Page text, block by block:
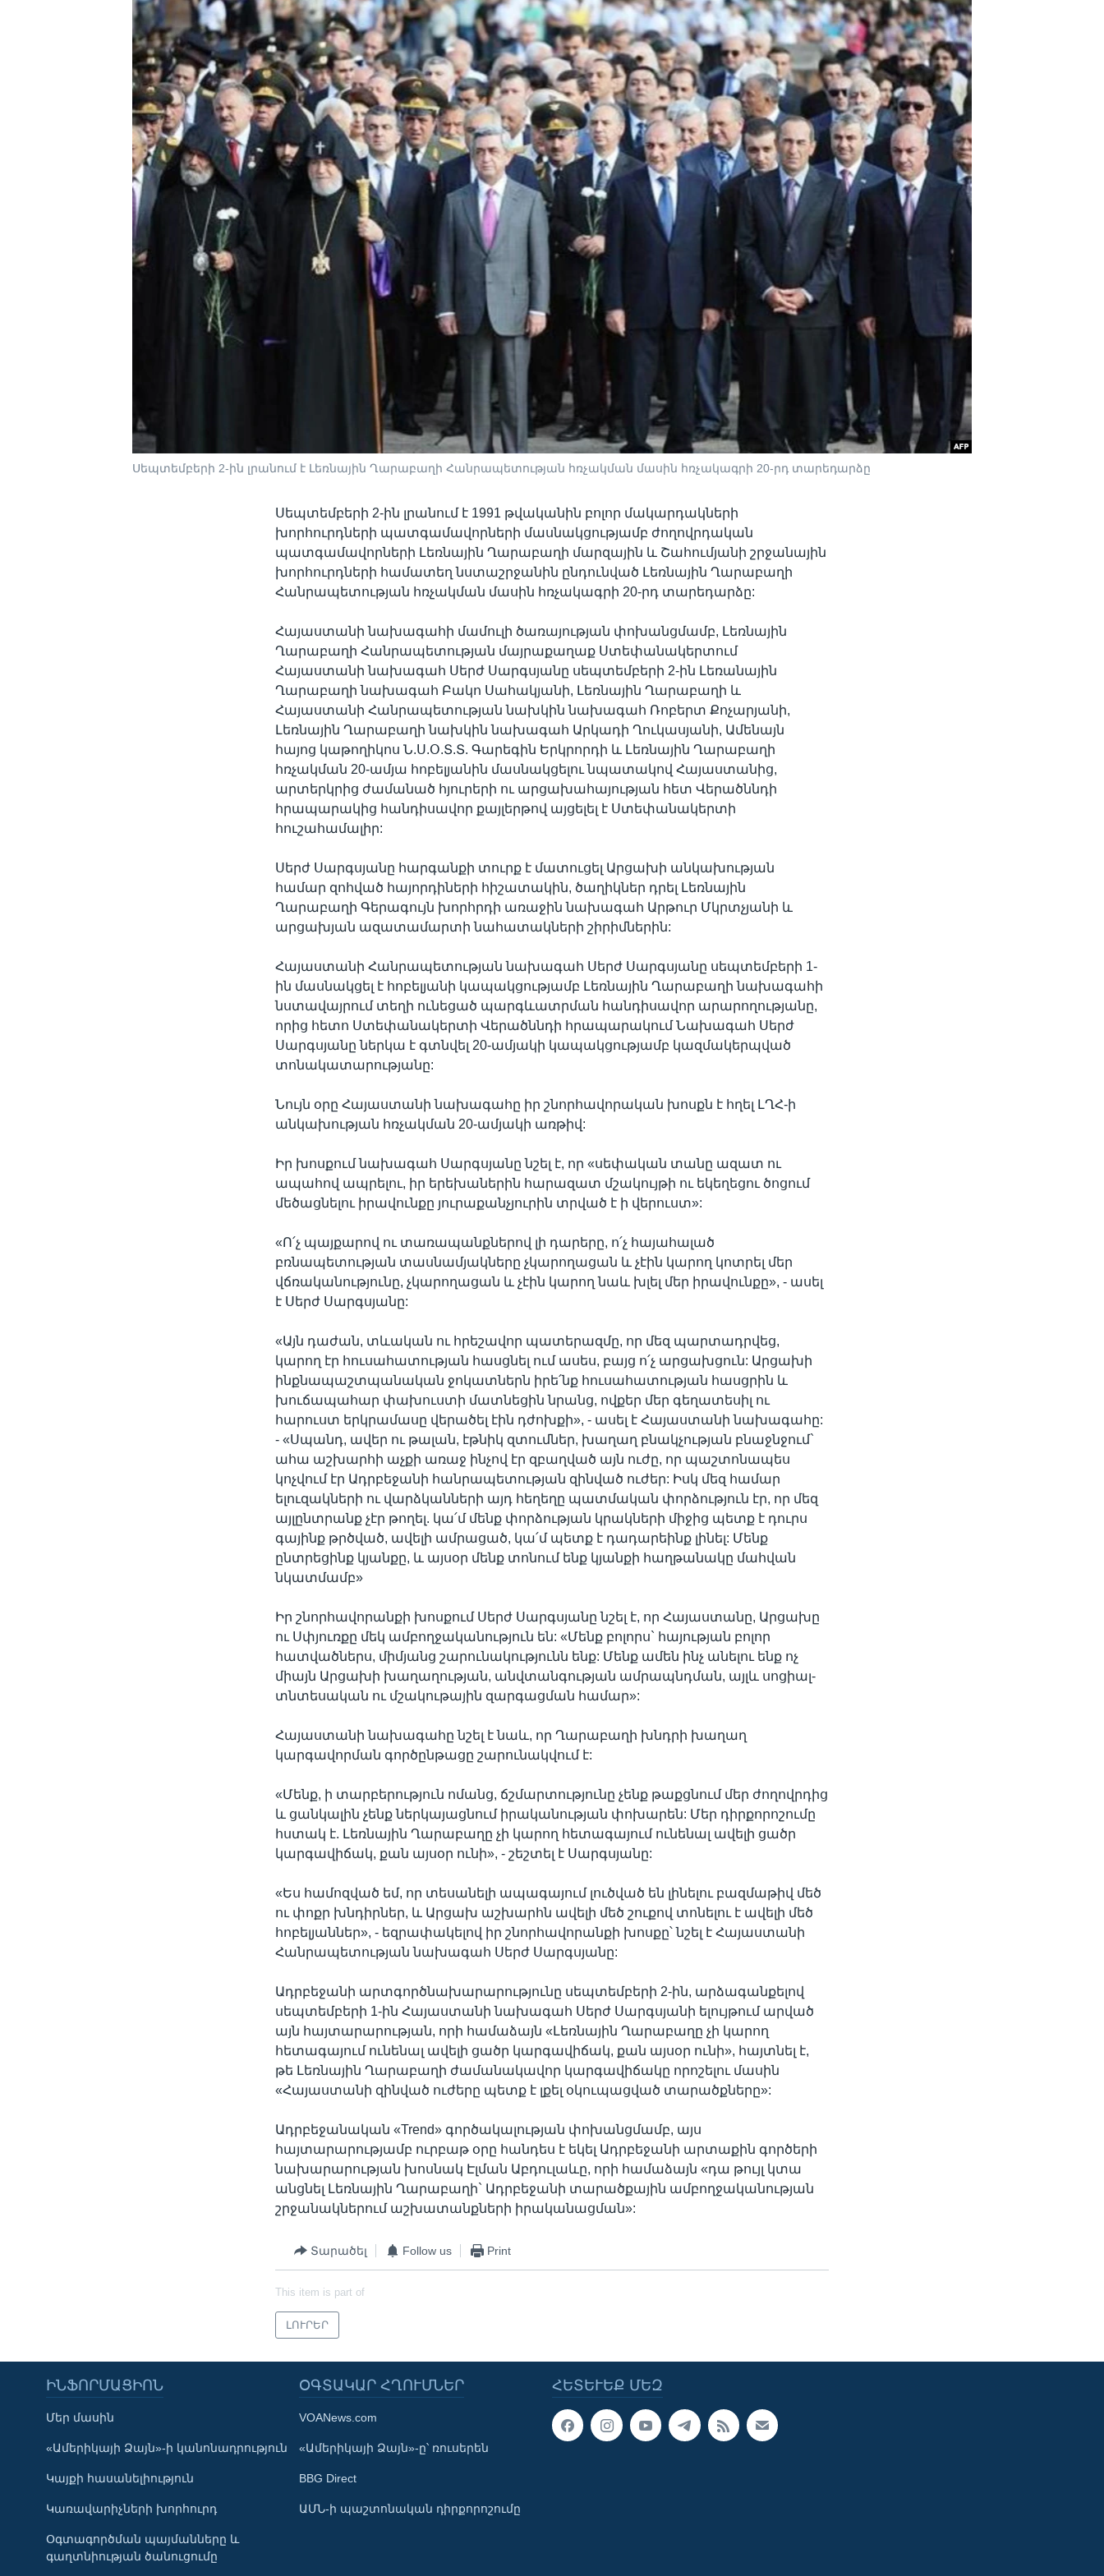
Learning English
ՀԵՏԵՒԵՔ ՄԵԶ
Լեզուներ
Սեպտեմբերի 2-ին լրանում է Լեռնային Ղարաբաղի Հանրապետության հռչակման մասին հռչակագրի 20-րդ տարեդարձը
Սեպտեմբերի 2-ին լրանում է 1991 թվականին բոլոր մակարդակների
խորհուրդների պատգամավորների մասնակցությամբ ժողովրդական
պատգամավորների Լեռնային Ղարաբաղի մարզային և Շահումյանի շրջանային
խորհուրդների համատեղ նստաշրջանին ընդունված Լեռնային Ղարաբաղի
Հանրապետության հռչակման մասին հռչակագրի 20-րդ տարեդարձը:
Հայաստանի նախագահի մամուլի ծառայության փոխանցմամբ, Լեռնային
Ղարաբաղի Հանրապետության մայրաքաղաք Ստեփանակերտում
Հայաստանի նախագահ Սերժ Սարգսյանը սեպտեմբերի 2-ին Լեռանային
Ղարաբաղի նախագահ Բակո Սահակյանի, Լեռնային Ղարաբաղի և
Հայաստանի Հանրապետության նախկին նախագահ Ռոբերտ Քոչարյանի,
Լեռնային Ղարաբաղի նախկին նախագահ Արկադի Ղուկասյանի, Ամենայն
հայոց կաթողիկոս Ն.Ս.Օ.Տ.Տ. Գարեգին Երկրորդի և Լեռնային Ղարաբաղի
հռչակման 20-ամյա հոբելյանին մասնակցելու նպատակով Հայաստանից,
արտերկրից ժամանած հյուրերի ու արցախահայության հետ Վերածննդի
հրապարակից հանդիսավոր քայլերթով այցելել է Ստեփանակերտի
հուշահամալիր:
Սերժ Սարգսյանը հարգանքի տուրք է մատուցել Արցախի անկախության
համար զոհված հայորդիների հիշատակին, ծաղիկներ դրել Լեռնային
Ղարաբաղի Գերագույն խորհրդի առաջին նախագահ Արթուր Մկրտչյանի և
արցախյան ազատամարտի նահատակների շիրիմներին:
Հայաստանի Հանրապետության նախագահ Սերժ Սարգսյանը սեպտեմբերի 1-
ին մասնակցել է հոբելյանի կապակցությամբ Լեռնային Ղարաբաղի նախագահի
նստավայրում տեղի ունեցած պարգևատրման հանդիսավոր արարողությանը,
որից հետո Ստեփանակերտի Վերածննդի հրապարակում Նախագահ Սերժ
Սարգսյանը ներկա է գտնվել 20-ամյակի կապակցությամբ կազմակերպված
տոնակատարությանը:
Նույն օրը Հայաստանի նախագահը իր շնորհավորական խոսքն է հղել ԼՂՀ-ի
անկախության հռչակման 20-ամյակի առթիվ:
Իր խոսքում նախագահ Սարգսյանը նշել է, որ «սեփական տանը ազատ ու
ապահով ապրելու, իր երեխաներին հարազատ մշակույթի ու եկեղեցու ծոցում
մեծացնելու իրավունքը յուրաքանչյուրին տրված է ի վերուստ»:
«Ո՛չ պայքարով ու տառապանքներով լի դարերը, ո՛չ հայահալած
բռնապետության տասնամյակները չկարողացան և չէին կարող կոտրել մեր
վճռականությունը, չկարողացան և չէին կարող նաև խլել մեր իրավունքը», - ասել
է Սերժ Սարգսյանը:
«Այն դաժան, տևական ու հրեշավոր պատերազմը, որ մեզ պարտադրվեց,
կարող էր հուսահատության հասցնել ում ասես, բայց ո՛չ արցախցուն: Արցախի
ինքնապաշտպանական ջոկատներն իրե՛նք հուսահատության հասցրին և
խուճապահար փախուստի մատնեցին նրանց, ովքեր մեր գեղատեսիլ ու
հարուստ երկրամասը վերածել էին դժոխքի», - ասել է Հայաստանի նախագահը:
- «Սպանդ, ավեր ու թալան, էթնիկ զտումներ, խաղաղ բնակչության բնաջնջում`
ահա աշխարհի աչքի առաջ ինչով էր զբաղված այն ուժը, որ պաշտոնապես
կոչվում էր Ադրբեջանի հանրապետության զինված ուժեր: Իսկ մեզ համար
ելուզակների ու վարձկանների այդ հեղեղը պատմական փորձություն էր, որ մեզ
այլընտրանք չէր թողել. կա՛մ մենք փորձության կրակների միջից պետք է դուրս
գայինք թրծված, ավելի ամրացած, կա՛մ պետք է դադարեինք լինել: Մենք
ընտրեցինք կյանքը, և այսօր մենք տոնում ենք կյանքի հաղթանակը մահվան
նկատմամբ»
Իր շնորհավորանքի խոսքում Սերժ Սարգսյանը նշել է, որ Հայաստանը, Արցախը
ու Սփյուռքը մեկ ամբողջականություն են: «Մենք բոլորս` հայության բոլոր
հատվածներս, միմյանց շարունակությունն ենք: Մենք ամեն ինչ անելու ենք ոչ
միայն Արցախի խաղաղության, անվտանգության ամրապնդման, այլև սոցիալ-
տնտեսական ու մշակութային զարգացման համար»:
Հայաստանի նախագահը նշել է նաև, որ Ղարաբաղի խնդրի խաղաղ
կարգավորման գործընթացը շարունակվում է:
«Մենք, ի տարբերություն ոմանց, ճշմարտությունը չենք թաքցնում մեր ժողովրդից
և ցանկալին չենք ներկայացնում իրականության փոխարեն: Մեր դիրքորոշումը
հստակ է. Լեռնային Ղարաբաղը չի կարող հետագայում ունենալ ավելի ցածր
կարգավիճակ, քան այսօր ունի», - շեշտել է Սարգսյանը:
«Ես համոզված եմ, որ տեսանելի ապագայում լուծված են լինելու բազմաթիվ մեծ
ու փոքր խնդիրներ, և Արցախ աշխարհն ավելի մեծ շուքով տոնելու է ավելի մեծ
հոբելյաններ», - եզրափակելով իր շնորհավորանքի խոսքը՝ նշել է Հայաստանի
Հանրապետության նախագահ Սերժ Սարգսյանը:
Ադրբեջանի արտգործնախարարությունը սեպտեմբերի 2-ին, արձագանքելով
սեպտեմբերի 1-ին Հայաստանի նախագահ Սերժ Սարգսյանի ելույթում արված
այն հայտարարության, որի համաձայն «Լեռնային Ղարաբաղը չի կարող
հետագայում ունենալ ավելի ցածր կարգավիճակ, քան այսօր ունի», հայտնել է,
թե Լեռնային Ղարաբաղի ժամանակավոր կարգավիճակը որոշելու մասին
«Հայաստանի զինված ուժերը պետք է լքել օկուպացված տարածքները»:
Ադրբեջանական «Trend» գործակալության փոխանցմամբ, այս
հայտարարությամբ ուրբաթ օրը հանդես է եկել Ադրբեջանի արտաքին գործերի
նախարարության խոսնակ Էլման Աբդուլաևը, որի համաձայն «դա թույլ կտա
անցնել Լեռնային Ղարաբաղի` Ադրբեջանի տարածքային ամբողջականության
շրջանակներում աշխատանքների իրականացման»:
Տարածել Follow us Print
This item is part of
ԼՈՒՐԵՐ
ՀԵՏԵՒԵՔ ՄԵԶ
ԻՆՖՈՐՄԱՑԻՈՆ
Մեր մասին
«Ամերիկայի Ձայն»-ի կանոնադրություն
Կայքի հասանելիություն
Կառավարիչների խորհուրդ
Օգտագործման պայմանները և
գաղտնիության ծանուցումը
ՕԳՏԱԿԱՐ ՀՂՈՒՄՆԵՐ
VOANews.com
«Ամերիկայի Ձայն»-ը՝ ռուսերեն
BBG Direct
ԱՄՆ-ի պաշտոնական դիրքորոշումը